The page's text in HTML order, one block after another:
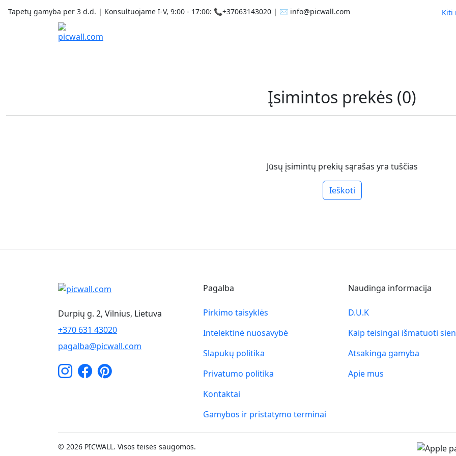
Tapetų gamyba per 3 d.d. | Konsultuojame I-V, 9:00 - 17:00: 📞+37063143020 | ✉️ info@picwall.com Kiti
Įsimintos prekės (0)
Jūsų įsimintų prekių sąrašas yra tuščias
Ieškoti
Durpių g. 2, Vilnius, Lietuva
+370 631 43020
pagalba@picwall.com
Pagalba
Pirkimo taisyklės
Intelektinė nuosavybė
Slapukų politika
Privatumo politika
Kontaktai
Gamybos ir pristatymo terminai
Naudinga informacija
D.U.K
Kaip teisingai išmatuoti
Atsakinga gamyba
Apie mus
© 2026 PICWALL. Visos teisės saugomos.